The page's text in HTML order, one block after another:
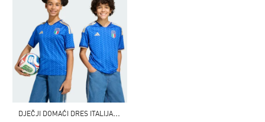
D
JEČJI DOMAĆI DRES ITALIJA 26